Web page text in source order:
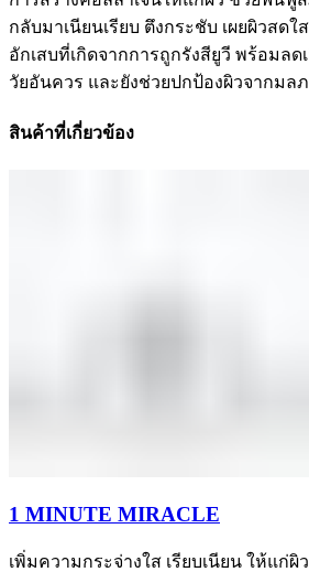
กลับมาเนียนเรียบ ตึงกระชับ เผยผิวสดใ
อักเสบที่เกิดจากการถูกรังสียูวี พร้อมลด
วัยอันควร และยังช่วยปกป้องผิวจากมล
สินค้าที่เกี่ยวข้อง
1 MINUTE MIRACLE
เพิ่มความกระจ่างใส เรียบเนียน ให้แก่ผิ